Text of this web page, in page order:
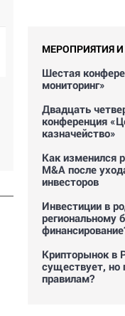
МЕРОПРИЯТИЯ
Шестая
мониторинг»
Двадцать
конференция
казначейство»
Как изменился
M&A после
инвесторов
Инвестиции в
региональному
Крипторынок в
существует, но
правилам?